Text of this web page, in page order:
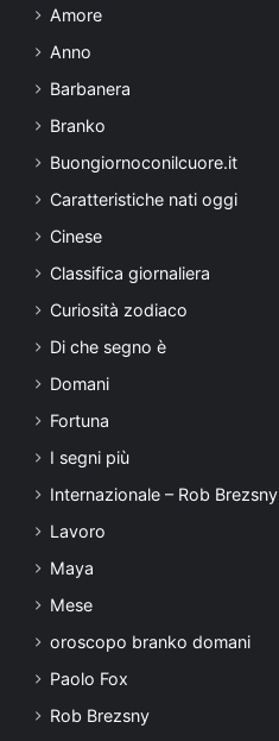
Amore
Anno
Barbanera
Branko
Buongiornoconilcuore.it
Caratteristiche nati oggi
Cinese
Classifica giornaliera
Curiosità zodiaco
Di che segno è
Domani
Fortuna
I segni più
Internazionale – Rob Brezsny
Lavoro
Maya
Mese
oroscopo branko domani
Paolo Fox
Rob Brezsny